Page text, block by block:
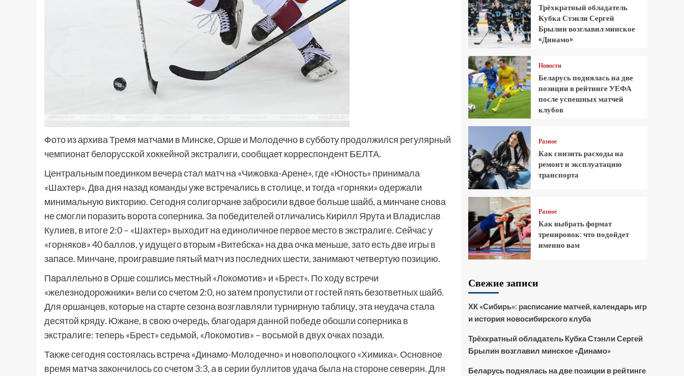
Фото из архива Тремя матчами в Минске, Орше и Молодечно в субботу продолжился регулярный
чемпионат белорусской хоккейной экстралиги, сообщает корреспондент БЕЛТА.
Центральным поединком вечера стал матч на «Чижовка-Арене», где «Юность» принимала
«Шахтер». Два дня назад команды уже встречались в столице, и тогда «горняки» одержали
минимальную викторию. Сегодня солигорчане забросили вдвое больше шайб, а минчане снова
не смогли поразить ворота соперника. За победителей отличались Кирилл Ярута и Владислав
Кулиев, в итоге 2:0 – «Шахтер» выходит на единоличное первое место в экстралиге. Сейчас у
«горняков» 40 баллов, у идущего вторым «Витебска» на два очка меньше, зато есть две игры в
запасе. Минчане, проигравшие пятый матч из последних шести, занимают четвертую позицию.
Параллельно в Орше сошлись местный «Локомотив» и «Брест». По ходу встречи
«железнодорожники» вели со счетом 2:0, но затем пропустили от гостей пять безответных шайб.
Для оршанцев, которые на старте сезона возглавляли турнирную таблицу, эта неудача стала
десятой кряду. Южане, в свою очередь, благодаря данной победе обошли соперника в
экстралиге: теперь «Брест» седьмой, «Локомотив» – восьмой в двух очках позади.
Также сегодня состоялась встреча «Динамо-Молодечно» и новополоцкого «Химика». Основное
время матча закончилось со счетом 3:3, а в серии буллитов удача была на стороне северян. Для
Трёхкратный обладатель
Кубка Стэнли Сергей
Брылин возглавил минское
«Динамо»
Новости
Беларусь поднялась на две
позиции в рейтинге УЕФА
после успешных матчей
клубов
Разное
Как снизить расходы на
ремонт и эксплуатацию
транспорта
Разное
Как выбрать формат
тренировок: что подойдет
именно вам
Свежие записи
ХК «Сибирь»: расписание матчей, календарь игр
и история новосибирского клуба
Трёхкратный обладатель Кубка Стэнли Сергей
Брылин возглавил минское «Динамо»
Беларусь поднялась на две позиции в рейтинге